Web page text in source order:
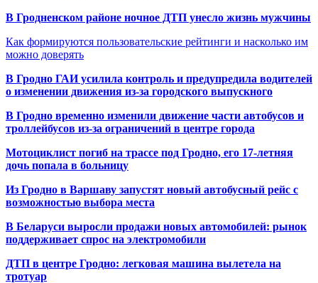
В Гродненском районе ночное ДТП унесло жизнь мужчины
Как формируются пользовательские рейтинги и насколько им
можно доверять
В Гродно ГАИ усилила контроль и предупредила водителей
о изменении движения из-за городского выпускного
В Гродно временно изменили движение части автобусов и
троллейбусов из-за ограничений в центре города
Мотоциклист погиб на трассе под Гродно, его 17-летняя
дочь попала в больницу
Из Гродно в Варшаву запустят новый автобусный рейс с
возможностью выбора места
В Беларуси выросли продажи новых автомобилей: рынок
поддерживает спрос на электромобили
ДТП в центре Гродно: легковая машина вылетела на
тротуар